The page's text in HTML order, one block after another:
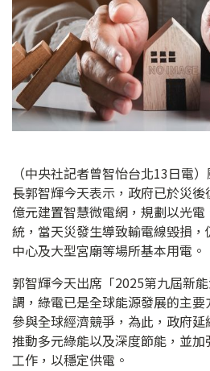
（中央社記者曾智怡台北13日電
長郭智輝今天表示，政府已於災
億元建置智慧微電網，規劃以光
統，當天災發生導致輸電線毀損
中心及大型宮廟等場所基本用電。
郭智輝今天出席「2025第九屆新
調，綠電已是全球能源發展的主
參與全球經濟競爭，為此，政府
推動多元綠能以及深度節能，並
工作，以穩定供電。